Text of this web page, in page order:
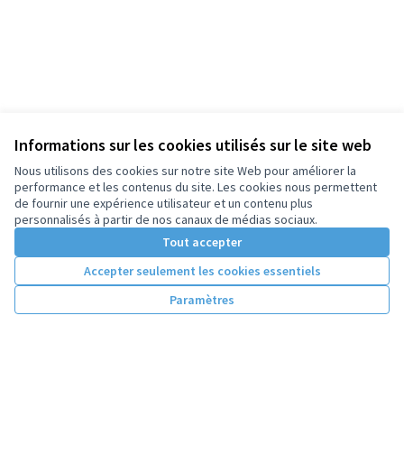
Informations sur les cookies utilisés sur le site web
Nous utilisons des cookies sur notre site Web pour améliorer la
performance et les contenus du site. Les cookies nous permettent
de fournir une expérience utilisateur et un contenu plus
personnalisés à partir de nos canaux de médias sociaux.
Tout accepter
Accepter seulement les cookies essentiels
Paramètres